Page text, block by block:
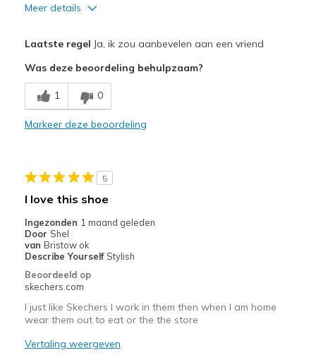
Meer details
Comfortable
Beste toepassingen
Casual Wear
Sizing
Feels true to size
View On Shoes
Laatste regel Ja, ik zou aanbevelen aan een vriend
Was deze beoordeling behulpzaam?
1 0
Markeer deze beoordeling
5
I love this shoe
Ingezonden 1 maand geleden
Door Shel
van Bristow ok
Describe Yourself Stylish
Beoordeeld op
skechers.com
I just like Skechers I work in them then when I am home
wear them out to eat or the the store
Vertaling weergeven